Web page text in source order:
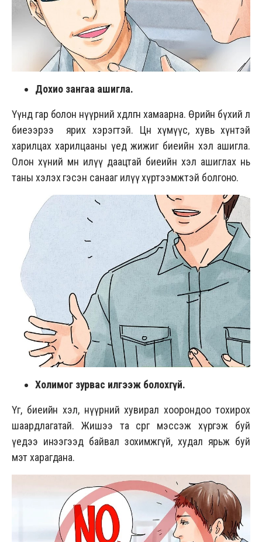
Дохио зангаа ашигла.
Үүнд гар болон нүүрний хөдөлгөөн хамаарна. Өөрийн бүхий л
биеээрээ ярих хэрэгтэй. Цөөн хүмүүс, хувь хүнтэй
харилцах харилцааны үед жижиг биеийн хэл ашигла.
Олон хүний өмнө илүү даацтай биеийн хэл ашиглах нь
таны хэлэх гэсэн санааг илүү хүртээмжтэй болгоно.
Холимог зурвас илгээж болохгүй.
Үг, биеийн хэл, нүүрний хувирал хоорондоо тохирох
шаардлагатай. Жишээ та сөрөг мэссэж хүргэж буй
үедээ инээгээд байвал зохимжгүй, худал ярьж буй
мэт харагдана.